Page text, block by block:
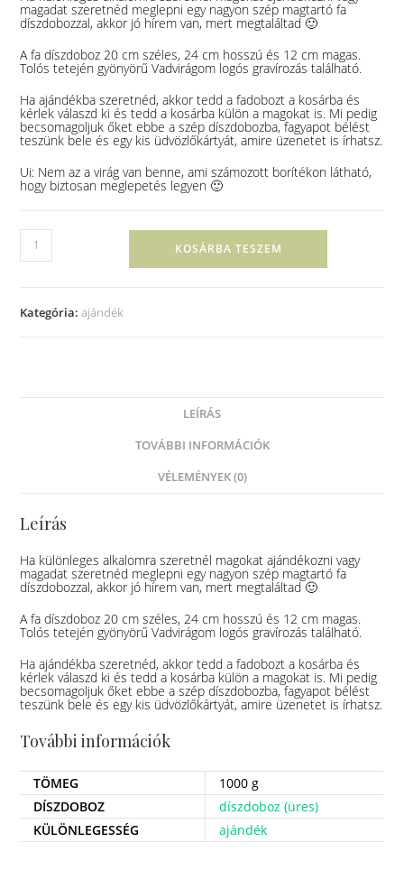
magadat szeretnéd meglepni egy nagyon szép magtartó fa
díszdobozzal, akkor jó hírem van, mert megtaláltad 🙂
A fa díszdoboz 20 cm széles, 24 cm hosszú és 12 cm magas.
Tolós tetején gyönyörű Vadvirágom logós gravírozás található.
Ha ajándékba szeretnéd, akkor tedd a fadobozt a kosárba és
kérlek válaszd ki és tedd a kosárba külön a magokat is. Mi pedig
becsomagoljuk őket ebbe a szép díszdobozba, fagyapot bélést
teszünk bele és egy kis üdvözlőkártyát, amire üzenetet is írhatsz.
Ui: Nem az a virág van benne, ami számozott borítékon látható,
hogy biztosan meglepetés legyen 🙂
KOSÁRBA TESZEM
Kategória:ajándék
LEÍRÁS
TOVÁBBI INFORMÁCIÓK
VÉLEMÉNYEK (0)
Leírás
Ha különleges alkalomra szeretnél magokat ajándékozni vagy
magadat szeretnéd meglepni egy nagyon szép magtartó fa
díszdobozzal, akkor jó hírem van, mert megtaláltad 🙂
A fa díszdoboz 20 cm széles, 24 cm hosszú és 12 cm magas.
Tolós tetején gyönyörű Vadvirágom logós gravírozás található.
Ha ajándékba szeretnéd, akkor tedd a fadobozt a kosárba és
kérlek válaszd ki és tedd a kosárba külön a magokat is. Mi pedig
becsomagoljuk őket ebbe a szép díszdobozba, fagyapot bélést
teszünk bele és egy kis üdvözlőkártyát, amire üzenetet is írhatsz.
További információk
TÖMEG
1000 g
DÍSZDOBOZ
díszdoboz (üres)
KÜLÖNLEGESSÉG
ajándék